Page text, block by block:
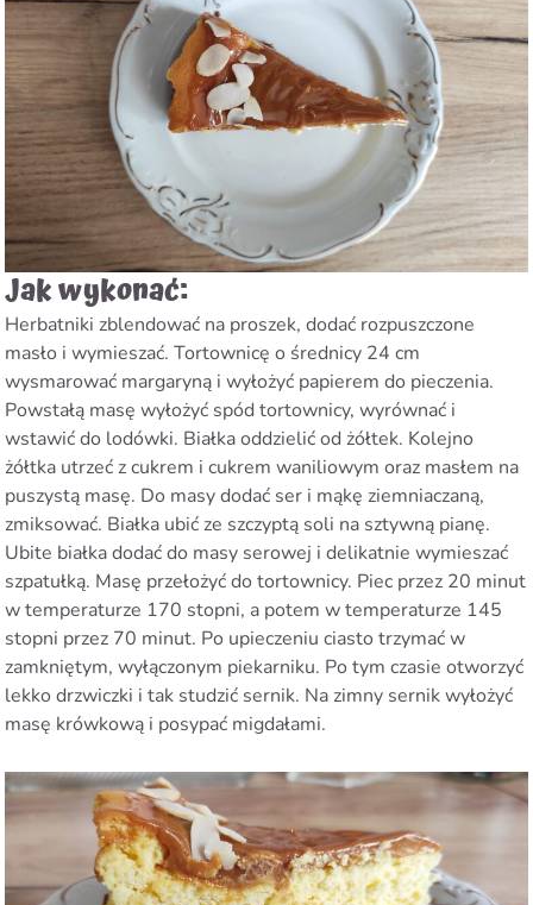
Jak wykonać:
Herbatniki zblendować na proszek, dodać rozpuszczone
masło i wymieszać. Tortownicę o średnicy 24 cm
wysmarować margaryną i wyłożyć papierem do pieczenia.
Powstałą masę wyłożyć spód tortownicy, wyrównać i
wstawić do lodówki. Białka oddzielić od żółtek. Kolejno
żółtka utrzeć z cukrem i cukrem waniliowym oraz masłem na
puszystą masę. Do masy dodać ser i mąkę ziemniaczaną,
zmiksować. Białka ubić ze szczyptą soli na sztywną pianę.
Ubite białka dodać do masy serowej i delikatnie wymieszać
szpatułką. Masę przełożyć do tortownicy. Piec przez 20 minut
w temperaturze 170 stopni, a potem w temperaturze 145
stopni przez 70 minut. Po upieczeniu ciasto trzymać w
zamkniętym, wyłączonym piekarniku. Po tym czasie otworzyć
lekko drzwiczki i tak studzić sernik. Na zimny sernik wyłożyć
masę krówkową i posypać migdałami.